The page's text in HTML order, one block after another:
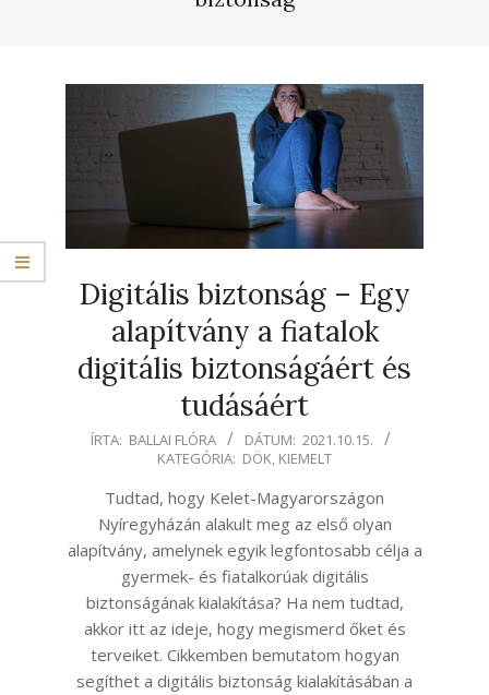
Digitális biztonság – Egy
alapítvány a fiatalok
digitális biztonságáért és
tudásáért
2021-
ÍRTA: BALLAI FLÓRA DÁTUM: 2021.10.15.
KATEGÓRIA: DÖK, KIEMELT
Tudtad, hogy Kelet-Magyarországon
Nyíregyházán alakult meg az első olyan
alapítvány, amelynek egyik legfontosabb célja a
gyermek- és fiatalkorúak digitális
biztonságának kialakítása? Ha nem tudtad,
akkor itt az ideje, hogy megismerd őket és
terveiket. Cikkemben bemutatom hogyan
segíthet a digitális biztonság kialakításában a